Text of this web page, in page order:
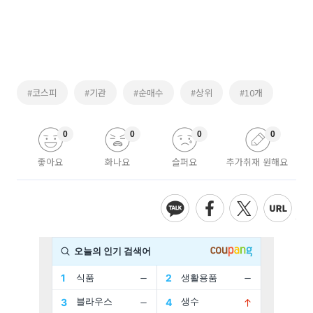
#코스피 #기관 #순매수 #상위 #10개
좋아요
0
화나요
0
슬퍼요
0
추가취재 원해요
0